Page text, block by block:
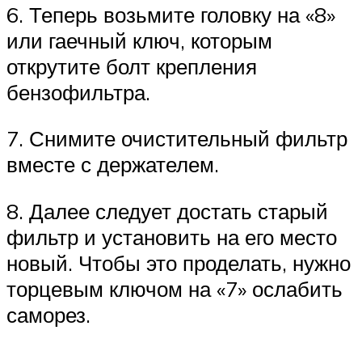
6. Теперь возьмите головку на «8»
или гаечный ключ, которым
открутите болт крепления
бензофильтра.
7. Снимите очистительный фильтр
вместе с держателем.
8. Далее следует достать старый
фильтр и установить на его место
новый. Чтобы это проделать, нужно
торцевым ключом на «7» ослабить
саморез.